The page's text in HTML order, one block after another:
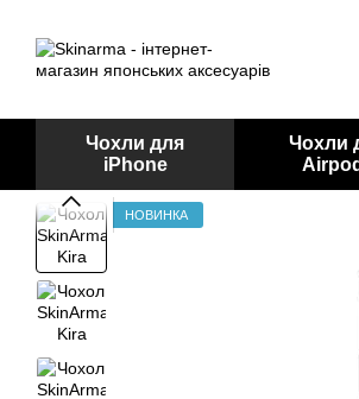
Чохли для
iPhone
Чохли
НОВИНКА